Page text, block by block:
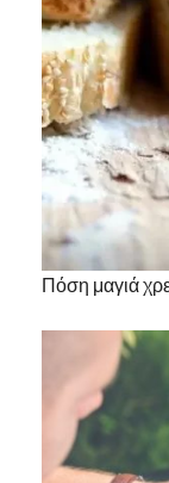
Πόση μαγιά